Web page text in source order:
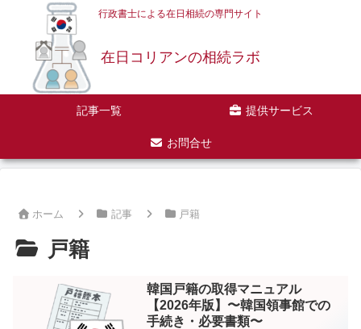
行政書士による在日相続の専門サイト
在日コリアンの相続ラボ
記事一覧 提供サービス
お問合せ
ホーム 記事 戸籍
戸籍
韓国戸籍の取得マニュアル
【2026年版】〜韓国領事館での
手続き・必要書類〜